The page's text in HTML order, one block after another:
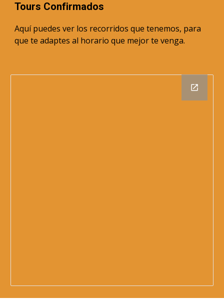
Tours Confirmados
Aquí puedes ver los recorridos que tenemos, para
que te adaptes al horario que mejor te venga.